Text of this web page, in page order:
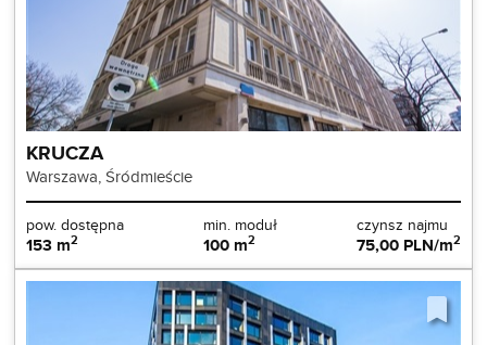
KRUCZA
Warszawa, Śródmieście
pow. dostępna
153 m2
min. moduł
100 m2
czynsz najmu
75,00 PLN/m2